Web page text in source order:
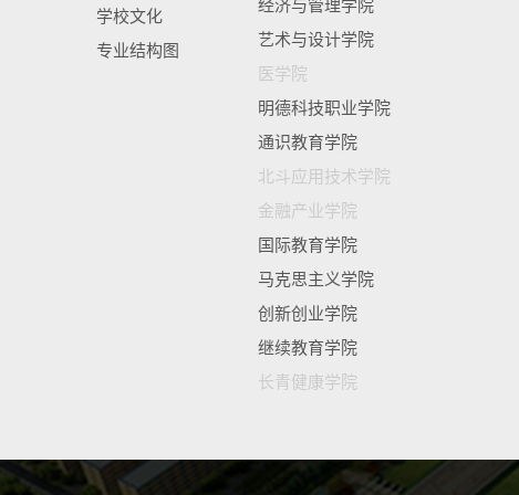
学校文化
专业结构图
经济与管理学院
艺术与设计学院
医学院
明德科技职业学院
通识教育学院
北斗应用技术学院
金融产业学院
国际教育学院
马克思主义学院
创新创业学院
继续教育学院
长青健康学院